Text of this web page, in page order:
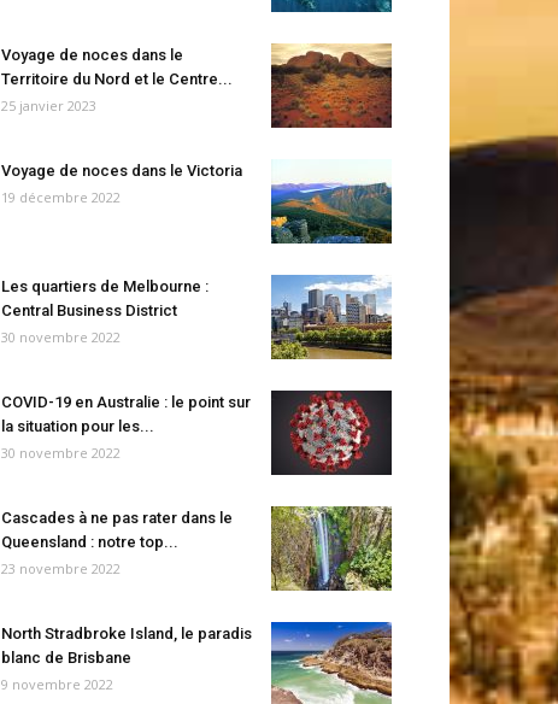
Voyage de noces dans le
Territoire du Nord et le Centre...
25 janvier 2023
Voyage de noces dans le Victoria
19 décembre 2022
Les quartiers de Melbourne :
Central Business District
30 novembre 2022
COVID-19 en Australie : le point sur
la situation pour les...
30 novembre 2022
Cascades à ne pas rater dans le
Queensland : notre top...
23 novembre 2022
North Stradbroke Island, le paradis
blanc de Brisbane
9 novembre 2022